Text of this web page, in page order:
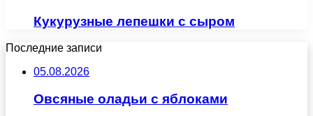
Кукурузные лепешки с сыром
Последние записи
05.08.2026
Овсяные оладьи с яблоками